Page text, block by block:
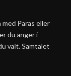
Paras eller
du anger i
valt. Samtalet